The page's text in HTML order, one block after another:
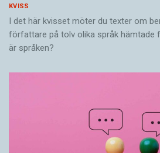
KVISS
I det här kvisset möter du texter om
författare på tolv olika språk hämtade
är språken?